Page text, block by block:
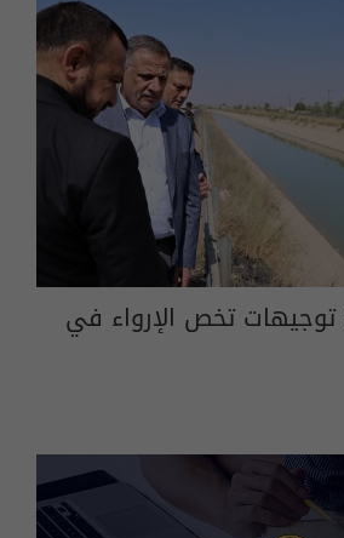
وزير الموارد يصدر 3 توجيهات تخص الإرواء في